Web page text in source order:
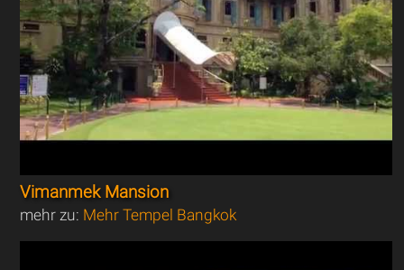
Vimanmek Mansion
mehr zu: Mehr Tempel Bangkok